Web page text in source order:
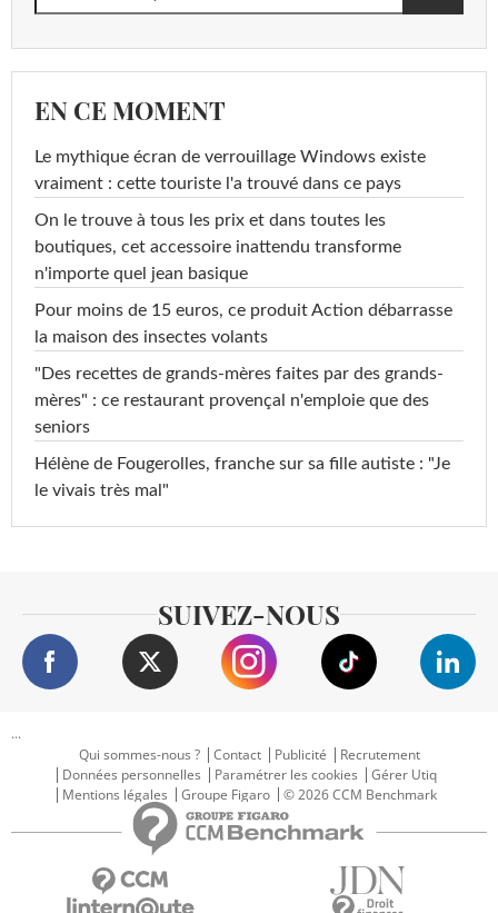
EN CE MOMENT
Le mythique écran de verrouillage Windows existe
vraiment : cette touriste l'a trouvé dans ce pays
On le trouve à tous les prix et dans toutes les
boutiques, cet accessoire inattendu transforme
n'importe quel jean basique
Pour moins de 15 euros, ce produit Action débarrasse
la maison des insectes volants
"Des recettes de grands-mères faites par des grands-
mères" : ce restaurant provençal n'emploie que des
seniors
Hélène de Fougerolles, franche sur sa fille autiste : "Je
le vivais très mal"
SUIVEZ-NOUS
...
Qui sommes-nous ?
Contact Publicité
Recrutement
Données personnelles
Paramétrer les cookies
Gérer Utiq
Mentions légales
Groupe Figaro © 2026 CCM Benchmark